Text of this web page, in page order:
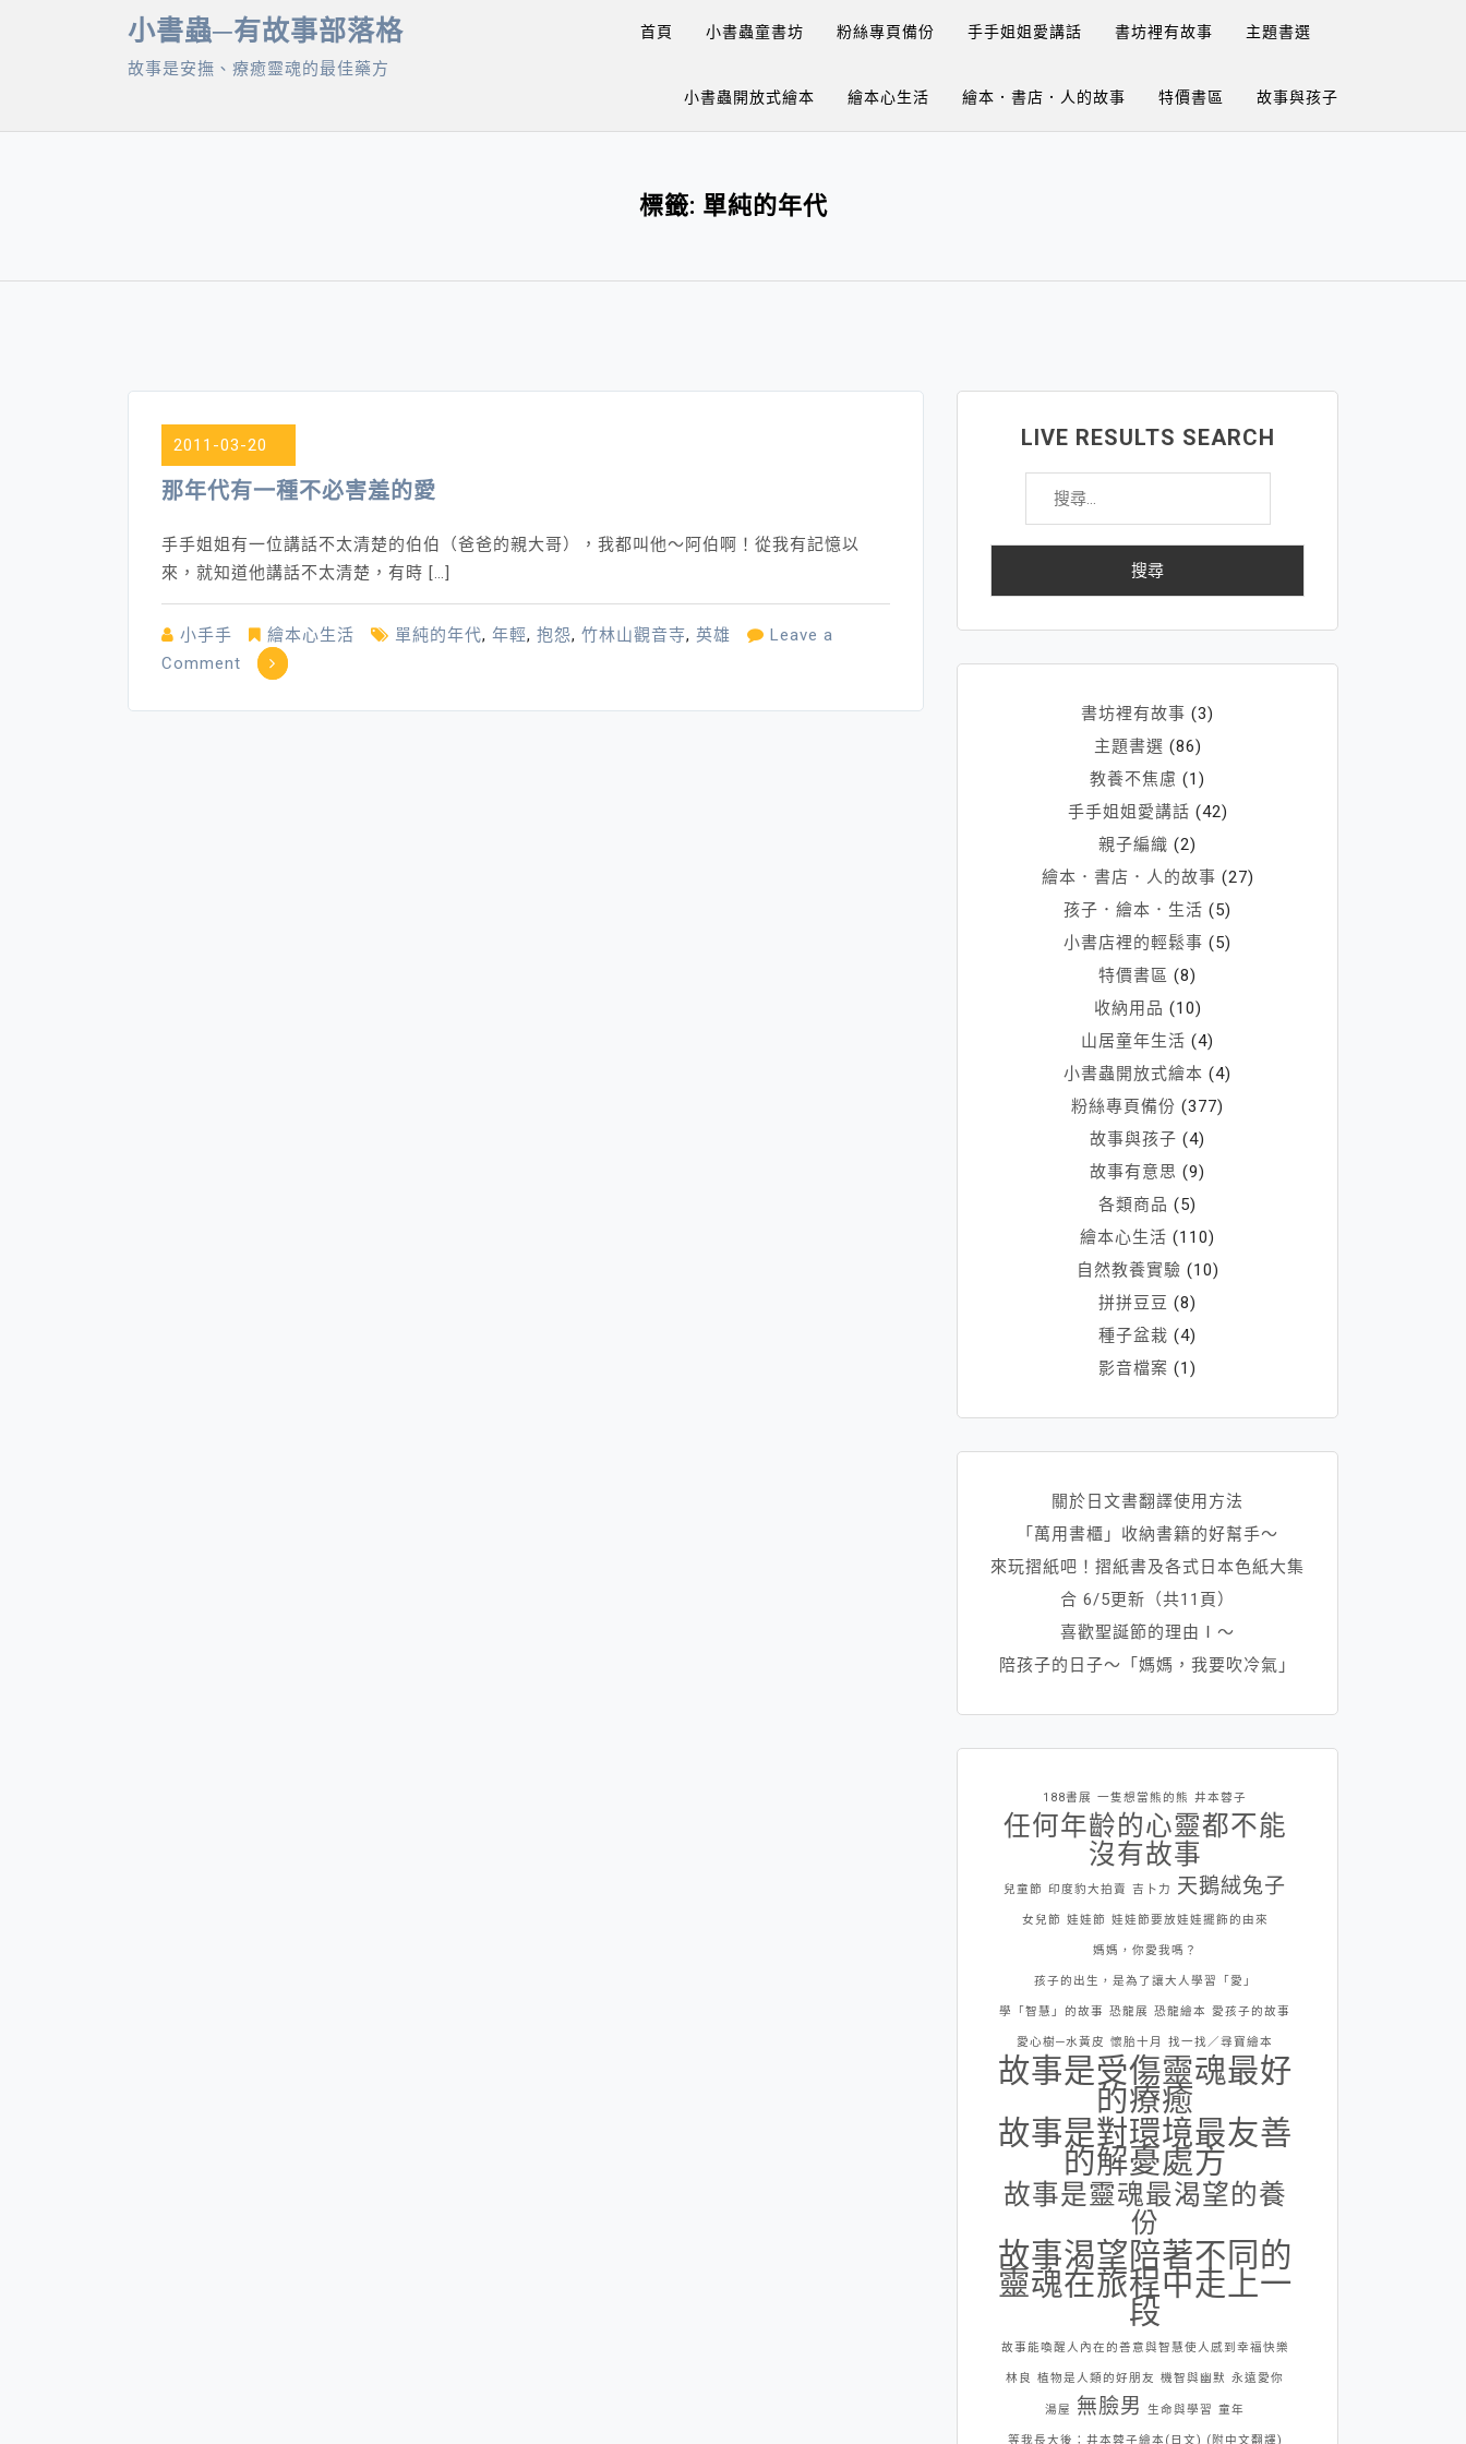
小書蟲─有故事部落格
故事是安撫、療癒靈魂的最佳藥方
首頁 小書蟲童書坊 粉絲專頁備份 手手姐姐愛講話 書坊裡有故事 主題書選
小書蟲開放式繪本 繪本心生活 繪本．書店．人的故事 特價書區 故事與孩子
標籤: 單純的年代
2011-03-20
那年代有一種不必害羞的愛
手手姐姐有一位講話不太清楚的伯伯（爸爸的親大哥），我都叫他～阿伯啊！從我有記憶以
來，就知道他講話不太清楚，有時 […]
小手手 繪本心生活 單純的年代, 年輕, 抱怨, 竹林山觀音寺, 英雄
Leave a
Comment on
LIVE RESULTS SEARCH
搜
關
書坊裡有故事 (3)
主題書選 (86)
教養不焦慮 (1)
手手姐姐愛講話 (42)
親子編織 (2)
繪本．書店．人的故事 (27)
孩子．繪本．生活 (5)
小書店裡的輕鬆事 (5)
特價書區 (8)
收納用品 (10)
山居童年生活 (4)
小書蟲開放式繪本 (4)
粉絲專頁備份 (377)
故事與孩子 (4)
故事有意思 (9)
各類商品 (5)
繪本心生活 (110)
自然教養實驗 (10)
拼拼豆豆 (8)
種子盆栽 (4)
影音檔案 (1)
關於日文書翻譯使用方法
「萬用書櫃」收納書籍的好幫手～
來玩摺紙吧！摺紙書及各式日本色紙大集
合 6/5更新（共11頁）
喜歡聖誕節的理由Ⅰ～
陪孩子的日子～「媽媽，我要吹冷氣」
188書展 一隻想當熊的熊 井本蓉子
任何年齡的心靈都不能
沒有故事
兒童節 印度豹大拍賣 吉卜力 天鵝絨兔子
女兒節 娃娃節 娃娃節要放娃娃擺飾的由來
媽媽，你愛我嗎？
孩子的出生，是為了讓大人學習「愛」
學「智慧」的故事 恐龍展 恐龍繪本 愛孩子的故事
愛心樹─水黃皮 懷胎十月 找一找／尋寶繪本
故事是受傷靈魂最好
的療癒
故事是對環境最友善
的解憂處方
故事是靈魂最渴望的養
份
故事渴望陪著不同的
靈魂在旅程中走上一
段
故事能喚醒人內在的善意與智慧使人感到幸福快樂
林良 植物是人類的好朋友 機智與幽默 永遠愛你
湯屋 無臉男 生命與學習 童年
等我長大後：井本蓉子繪本(日文) (附中文翻譯)